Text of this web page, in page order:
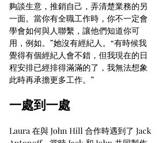
夠談生意，推銷自己，弄清楚業務的另
一面。當你有全職工作時，你不一定會
學會如何與人聯繫，讓他們知道你可
用，例如。”她沒有經紀人。“有時候我
覺得有個經紀人會不錯，但我現在的日
程安排已經排得滿滿的了，我無法想象
此時再承擔更多工作。”
一處到一處
Laura 在與 John Hill 合作時遇到了 Jack